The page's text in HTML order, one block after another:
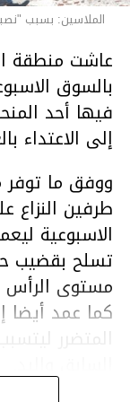
الملاسين: بسبب
عاشت منطقة
بالسوق
فيها أحد
إلى
ووفق ما توفر
طرفين النزاع
الاسبوعية
تسلح بقضيب
مستوى الرأس
كما عمد أيضا
المتضرر
هذا وقد